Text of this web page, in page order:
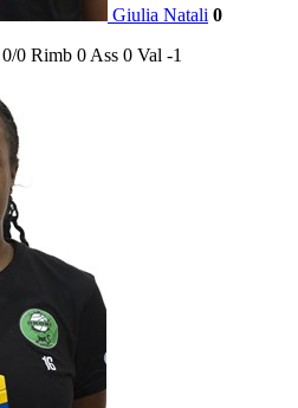
Giulia Natali 0
0/0 Rimb 0 Ass 0 Val -1